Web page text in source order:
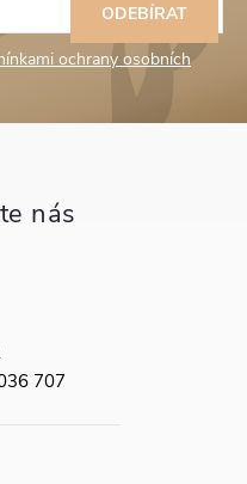
ochrany osobních
ODEBÍRAT
707